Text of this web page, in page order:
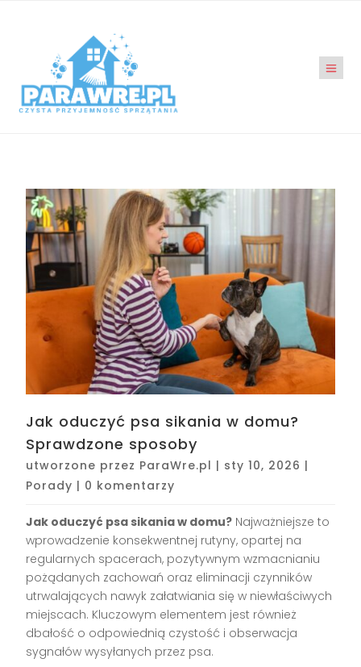
Jak oduczyć psa sikania w domu?
Sprawdzone sposoby
utworzone przez ParaWre.pl | sty 10, 2026 |
Porady | 0 komentarzy
Jak oduczyć psa sikania w domu? Najważniejsze to
wprowadzenie konsekwentnej rutyny, opartej na
regularnych spacerach, pozytywnym wzmacnianiu
pożądanych zachowań oraz eliminacji czynników
utrwalających nawyk załatwiania się w niewłaściwych
miejscach. Kluczowym elementem jest również
dbałość o odpowiednią czystość i obserwacja
sygnałów wysyłanych przez psa.